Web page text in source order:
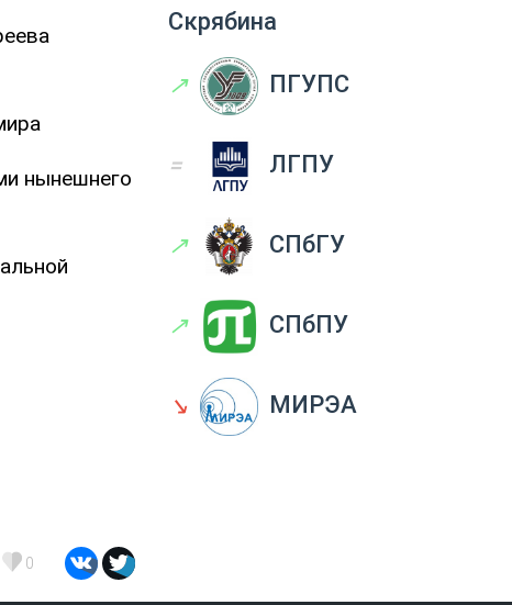
нынешнего
0
Скрябина
↗ ПГУПС
= ЛГПУ
↗ СПбГУ
↗ СПбПУ
↘ МИРЭА